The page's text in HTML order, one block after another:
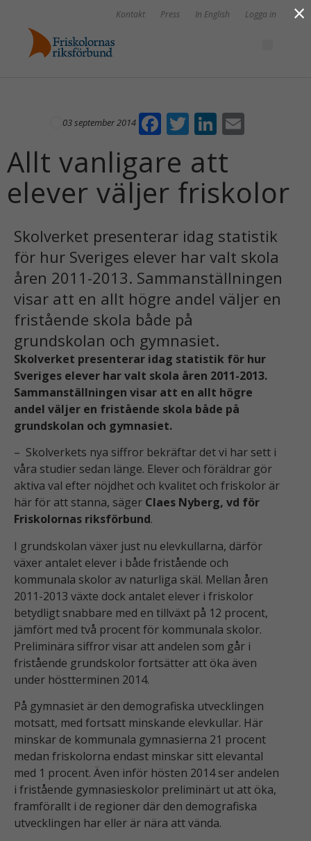
Kontakt Press In English Logga in
03 september 2014 F
e
b
o
o
k
T
itt
er
Li
n
k
e
dI
n
l
Allt vanligare att
elever väljer friskolor
Skolverket presenterar idag statistik
för hur Sveriges elever har valt skola
åren 2011-2013. Sammanställningen
visar att en allt högre andel väljer en
fristående skola både på
grundskolan och gymnasiet.
Skolverket presenterar idag statistik för hur
Sveriges elever har valt skola åren 2011-2013.
Sammanställningen visar att en allt högre
andel väljer en fristående skola både på
grundskolan och gymnasiet.
– Skolverkets nya siffror bekräftar det vi har sett i
våra studier sedan länge. Elever och föräldrar gör
aktiva val efter nöjdhet och kvalitet och friskolor är
här för att stanna, säger Claes Nyberg, vd för
Friskolornas riksförbund.
I grundskolan växer just nu elevkullarna, därför
växer antalet elever i både fristående och
kommunala skolor av naturliga skäl. Mellan åren
2011-2013 växte dock antalet elever i friskolor
betydligt snabbare med en tillväxt på 12 procent,
jämfört med två procent för kommunala skolor.
Preliminära siffror visar att andelen som går i
fristående grundskolor fortsätter att öka även
under höstterminen 2014.
På gymnasiet är den demografiska utvecklingen
motsatt, med fortsatt minskande elevkullar. Här
minskar de kommunala gymnasierna 21 procent
medan friskolorna endast minskar sitt elevantal
med 1 procent. Även inför hösten 2014 ser andelen
i fristående gymnasieskolor preliminärt ut att öka,
framförallt i de regioner där den demografiska
utvecklingen har eller är nära att vända.
×